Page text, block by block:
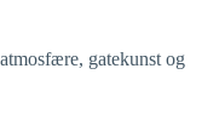
gatekunst og